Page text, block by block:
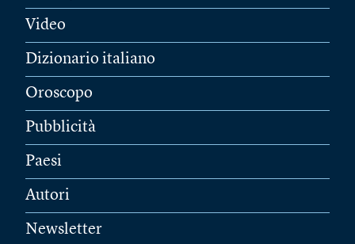
Video
Dizionario italiano
Oroscopo
Pubblicità
Paesi
Autori
Newsletter